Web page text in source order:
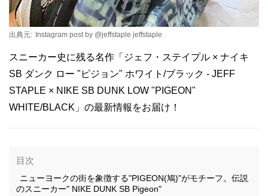
出典元: Instagram post by @jeffstaple jeffstaple
スニーカー史に残る名作「ジェフ・ステイプル × ナイキ
SB ダンク ロー "ピジョン" ホワイト/ブラック - JEFF
STAPLE × NIKE SB DUNK LOW "PIGEON"
WHITE/BLACK」の最新情報をお届け！
目次
ニューヨークの街を象徴する"PIGEON(鳩)"がモチーフ。伝説
のスニーカー" NIKE DUNK SB Pigeon"